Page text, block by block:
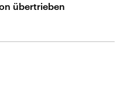
übertrieben